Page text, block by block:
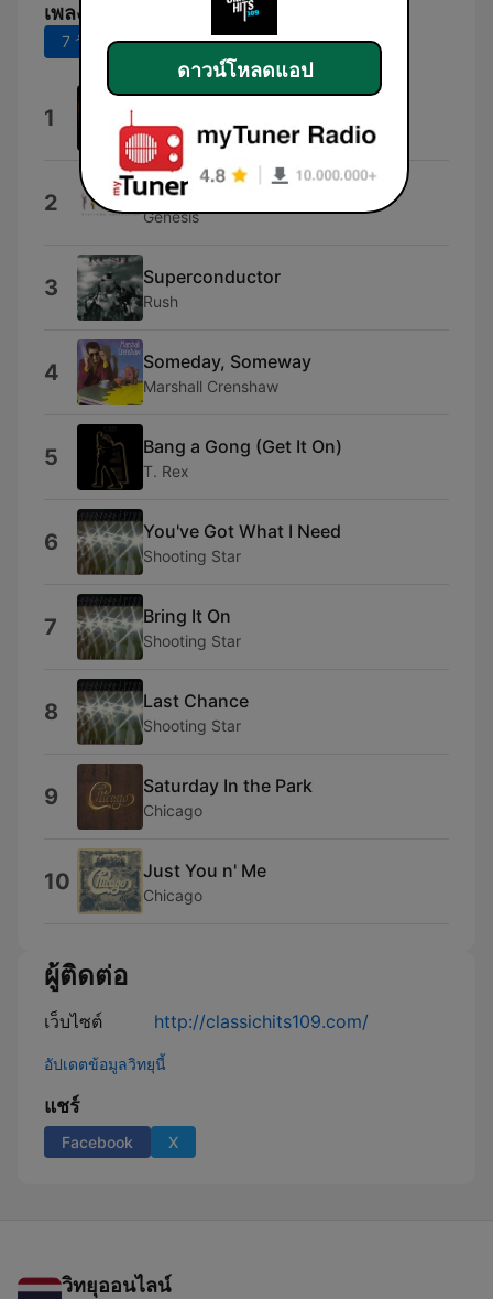
เพลงยอดนิยม
7 วันที่ผ่านมา 30 วันที่ผ่านมา
1 U2
2 Tonight, Tonight, Tonight
Genesis
3 Superconductor
Rush
4 Someday, Someway
Marshall Crenshaw
5 Bang a Gong (Get It On)
T. Rex
6 You've Got What I Need
Shooting Star
7 Bring It On
Shooting Star
8 Last Chance
Shooting Star
9 Saturday In the Park
Chicago
10 Just You n' Me
Chicago
ผู้ติดต่อ
เว็บไซต์ http://classichits109.com/
อัปเดตข้อมูลวิทยุนี้
แชร์
Facebook X
วิทยุออนไลน์
ดาวน์โหลดแอป